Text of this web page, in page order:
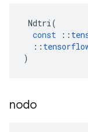
Ndtri(
const
::
::
)
nodo